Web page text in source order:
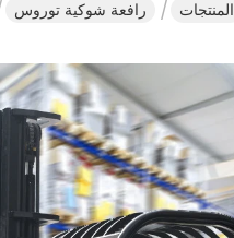
المنتجات رافعة شوكية توروس